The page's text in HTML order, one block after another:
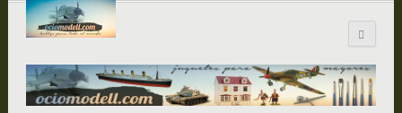
ociomodell.com